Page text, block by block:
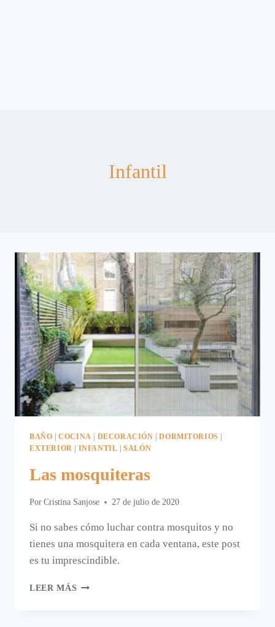
Infantil
BAÑO |COCINA | DECORACIÓN |DORMITORIOS |
EXTERIOR | INFANTIL |SALÓN
Las mosquiteras
Por Cristina Sanjose 27 de julio de 2020
Si no sabes cómo luchar contra mosquitos y no
tienes una mosquitera en cada ventana, este post
es tu imprescindible.​
LEER MÁS LAS